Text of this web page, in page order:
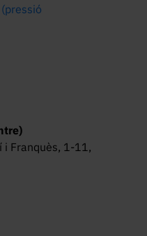
i Franquès, 1-11,